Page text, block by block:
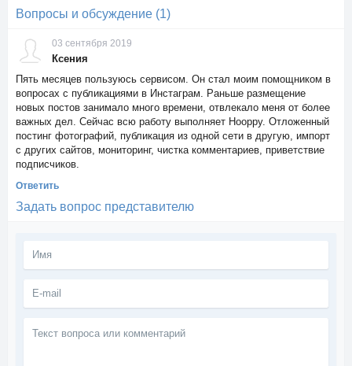
Вопросы и обсуждение (1)
03 сентября 2019
Ксения
Пять месяцев пользуюсь сервисом. Он стал моим помощником в
вопросах с публикациями в Инстаграм. Раньше размещение
новых постов занимало много времени, отвлекало меня от более
важных дел. Сейчас всю работу выполняет Hooppy. Отложенный
постинг фотографий, публикация из одной сети в другую, импорт
с других сайтов, мониторинг, чистка комментариев, приветствие
подписчиков.
Ответить
Задать вопрос представителю
вопроса